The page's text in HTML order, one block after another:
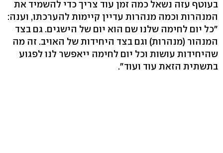
בעוטף עזה נשאל כמה זמן עוד צריך כדי להשמיד את
המנהרות וכמה מנהרות עדיין קיימות להערכתו, וענה:
"כל יום לחימה שלנו שם הוא יום של הישגים. גם בצד
המנהור (מנהרות) וגם בצד היחידות של האויב. זה מה
שהיחידות עושות וכל יום לחימה ייאפשר לנו לפגוע
בתשתית הזאת עוד ועוד".